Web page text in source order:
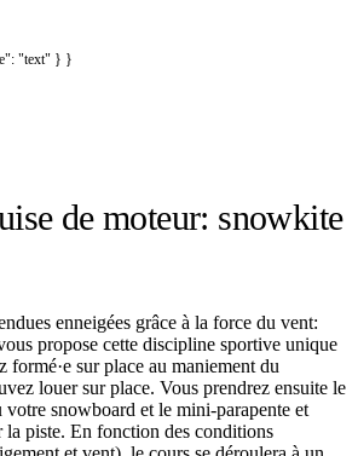
"text" } }
de moteur: snowkite
enneigées grâce à la force du vent:
propose cette discipline sportive unique
formé·e sur place au maniement du
louer sur place. Vous prendrez ensuite le
votre snowboard et le mini-parapente et
la piste. En fonction des conditions